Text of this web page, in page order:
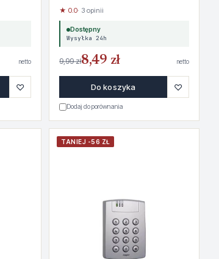
netto
♡
★ 0.0· 3 opinii
Dostępny
Wysyłka 24h
9,99 zł8,49 zł netto
Do koszyka ♡
Dodaj do porównania
TANIEJ -56 ZŁ